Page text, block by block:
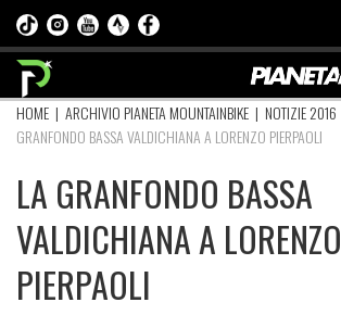
HOME | ARCHIVIO PIANETA MOUNTAINBIKE | NOTIZIE 2016
GRANFONDO BASSA VALDICHIANA A LORENZO PIERPAOLI
LA GRANFONDO BASSA
VALDICHIANA A LORENZO
PIERPAOLI